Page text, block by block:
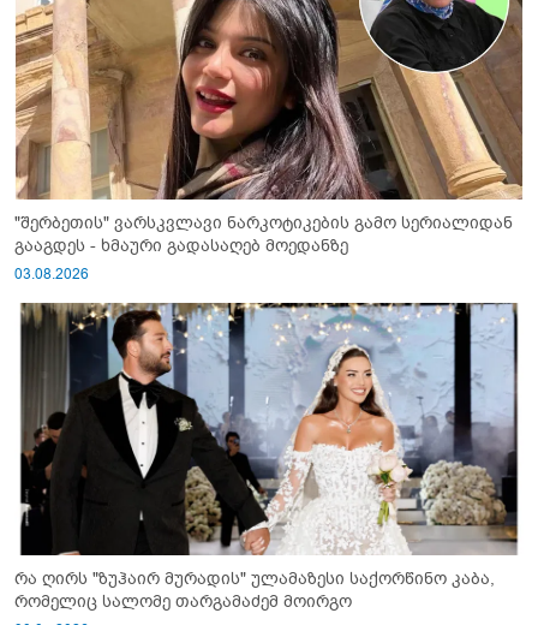
"შერბეთის" ვარსკვლავი ნარკოტიკების გამო სერიალიდან
გააგდეს - ხმაური გადასაღებ მოედანზე
03.08.2026
რა ღირს "ზუჰაირ მურადის" ულამაზესი საქორწინო კაბა,
რომელიც სალომე თარგამაძემ მოირგო